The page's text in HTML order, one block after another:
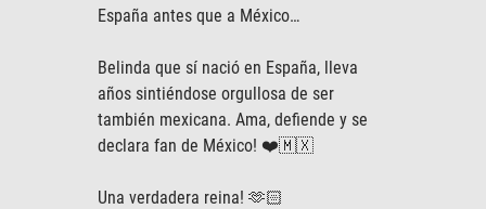
España antes que a México…
Belinda que sí nació en España, lleva
años sintiéndose orgullosa de ser
también mexicana. Ama, defiende y se
declara fan de México! ❤️🇲🇽
Una verdadera reina! 🫶🏻